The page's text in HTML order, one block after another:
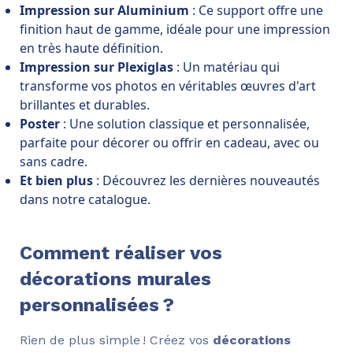
Impression sur Aluminium : Ce support offre une
finition haut de gamme, idéale pour une impression
en très haute définition.
Impression sur Plexiglas : Un matériau qui
transforme vos photos en véritables œuvres d'art
brillantes et durables.
Poster : Une solution classique et personnalisée,
parfaite pour décorer ou offrir en cadeau, avec ou
sans cadre.
Et bien plus : Découvrez les dernières nouveautés
dans notre catalogue.
Comment réaliser vos
décorations murales
personnalisées ?
Rien de plus simple ! Créez vos décorations